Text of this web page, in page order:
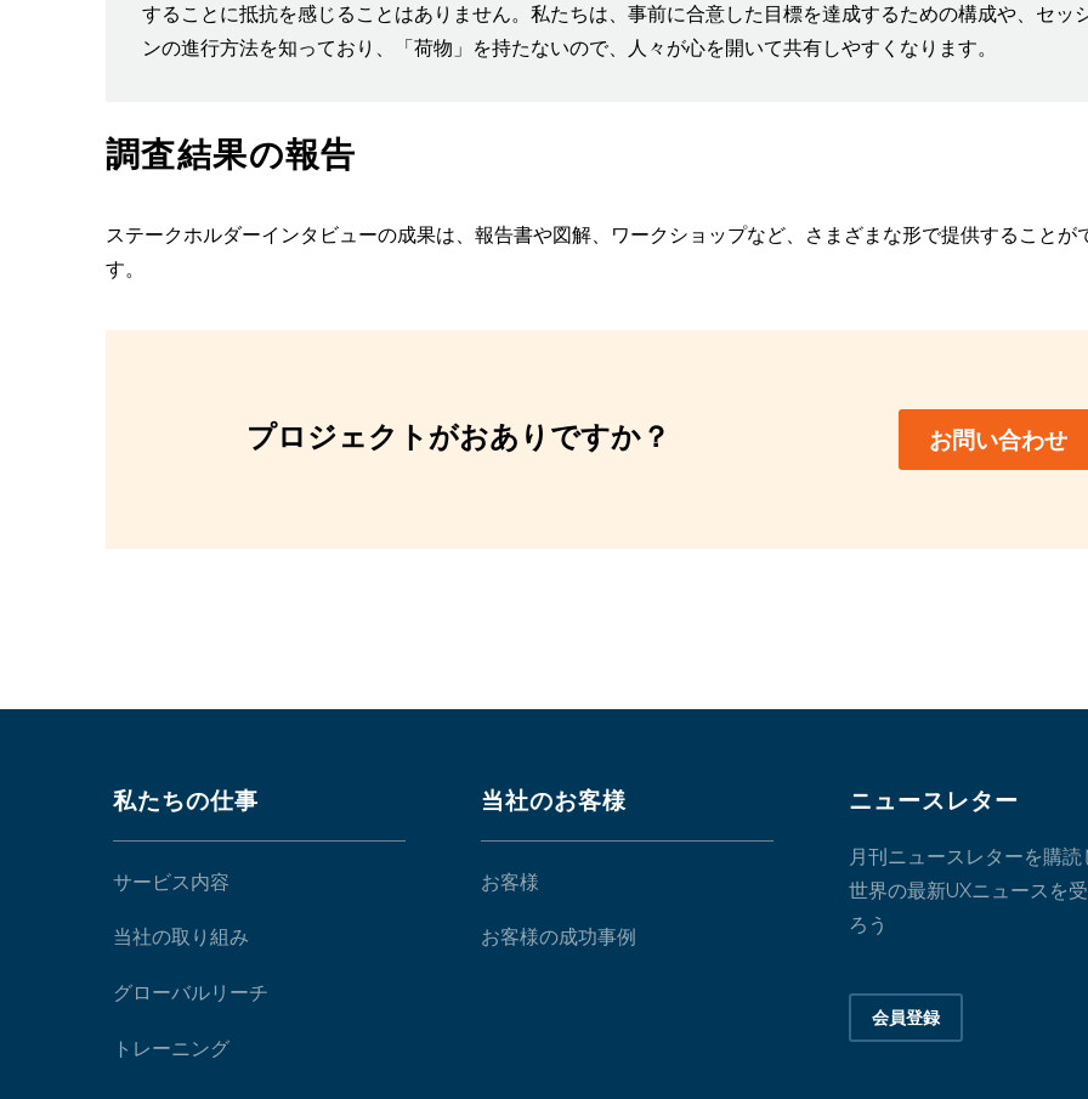
することに抵抗を感じることはありません。私たちは、事前に合意した目標を達成するための構成や、セッ
ンの進行方法を知っており、「荷物」を持たないので、人々が心を開いて共有しやすくなります。
調査結果の報告
ステークホルダーインタビューの成果は、報告書や図解、ワークショップなど、さまざまな形で提供することが
す。
プロジェクトがおありですか？ お問い合わせ
私たちの仕事
サービス内容
当社の取り組み
グローバルリーチ
トレーニング
当社のお客様
お客様
お客様の成功事例
ニュースレター
月刊ニュースレターを購読
世界の最新UXニュースを
ろう
会員登録